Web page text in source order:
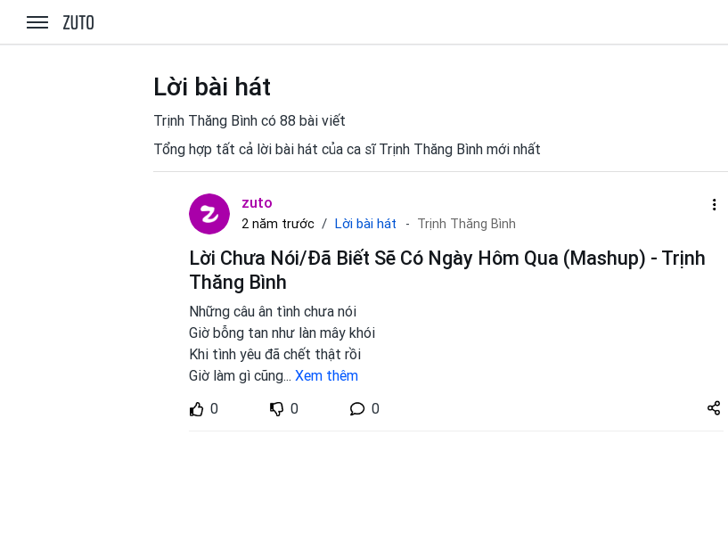
zuto.vn
Lời bài hát
Trịnh Thăng Bình có 88 bài viết
Tổng hợp tất cả lời bài hát của ca sĩ Trịnh Thăng Bình mới nhất
zuto
2 năm trước Lời bài hát Trịnh Thăng Bình
Lời Chưa Nói/Đã Biết Sẽ Có Ngày Hôm Qua (Mashup) - Trịnh
Thăng Bình
Những câu ân tình chưa nói
Giờ bỗng tan như làn mây khói
Khi tình yêu đã chết thật rồi
Giờ làm gì cũng... Xem thêm
0
0 0
Share
zuto.vn